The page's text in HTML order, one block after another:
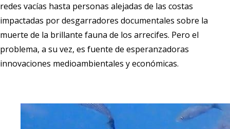
redes vacías hasta personas alejadas de las costas
impactadas por desgarradores documentales sobre la
muerte de la brillante fauna de los arrecifes. Pero el
problema, a su vez, es fuente de esperanzadoras
innovaciones medioambientales y económicas.